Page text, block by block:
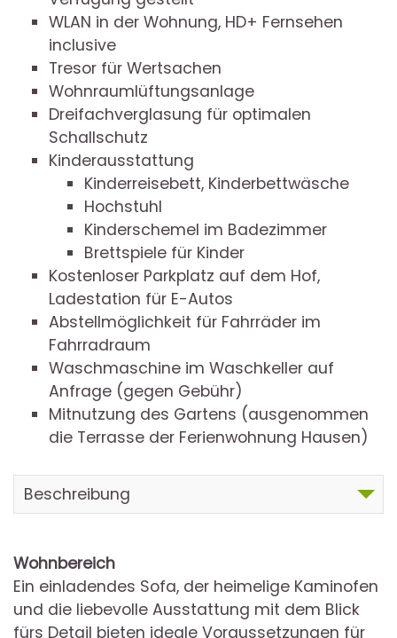
WLAN in der Wohnung, HD+ Fernsehen
inclusive
Tresor für Wertsachen
Wohnraumlüftungsanlage
Dreifachverglasung für optimalen
Schallschutz
Kinderausstattung
Kinderreisebett, Kinderbettwäsche
Hochstuhl
Kinderschemel im Badezimmer
Brettspiele für Kinder
Kostenloser Parkplatz auf dem Hof,
Ladestation für E-Autos
Abstellmöglichkeit für Fahrräder im
Fahrradraum
Waschmaschine im Waschkeller auf
Anfrage (gegen Gebühr)
Mitnutzung des Gartens (ausgenommen
die Terrasse der Ferienwohnung Hausen)
Beschreibung
Wohnbereich
Ein einladendes Sofa, der heimelige Kaminofen
und die liebevolle Ausstattung mit dem Blick
fürs Detail bieten ideale Voraussetzungen für